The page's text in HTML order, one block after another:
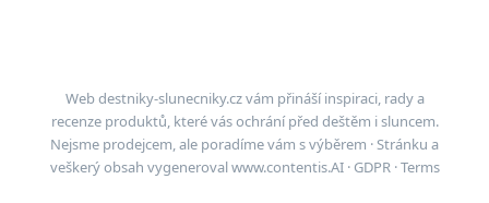
Web destniky-slunecniky.cz vám přináší inspiraci, rady a
recenze produktů, které vás ochrání před deštěm i sluncem.
Nejsme prodejcem, ale poradíme vám s výběrem · Stránku a
veškerý obsah vygenerovalwww.contentis.AI· GDPR·Terms